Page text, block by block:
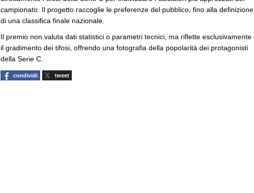
campionato. Il progetto raccoglie le preferenze del pubblico, fino alla definizione
di una classifica finale nazionale.
Il premio non valuta dati statistici o parametri tecnici, ma riflette esclusivamente
il gradimento dei tifosi, offrendo una fotografia della popolarità dei protagonisti
della Serie C.
condividi tweet